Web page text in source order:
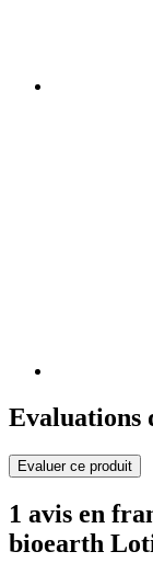
Evaluations
Evaluer ce produit
1 avis en
bioearth